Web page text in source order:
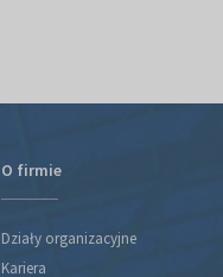
O firmie
Działy organizacyjne
Kariera